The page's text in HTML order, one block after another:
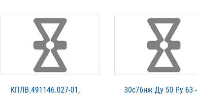
КПЛВ.491146.027-01,
30с76нж Ду 50 Ру 63 -